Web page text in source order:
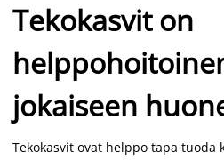
Tekokasvit on
jokaiseen
Tekokasvit ovat helppo tapa tuoda